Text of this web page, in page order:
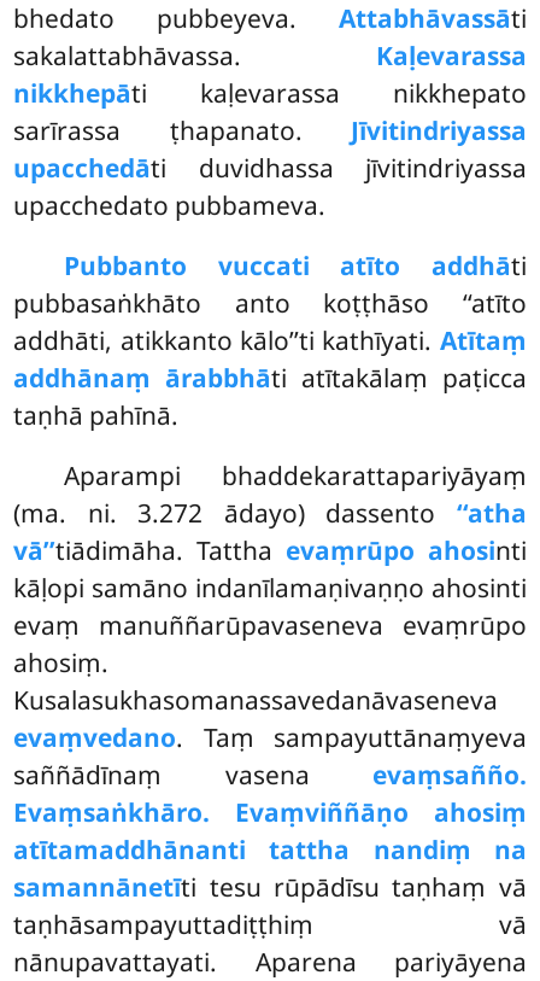
bhedato pubbeyeva. Attabhāvassāti
sakalattabhāvassa. Kaḷevarassa
nikkhepāti kaḷevarassa nikkhepato
sarīrassa ṭhapanato. Jīvitindriyassa
upacchedāti duvidhassa jīvitindriyassa
upacchedato pubbameva.
Pubbanto vuccati atīto addhāti
pubbasaṅkhāto anto koṭṭhāso ‘‘atīto
addhāti, atikkanto kālo’’ti kathīyati. Atītaṃ
addhānaṃ ārabbhāti atītakālaṃ paṭicca
taṇhā pahīnā.
Aparampi bhaddekarattapariyāyaṃ
(ma. ni. 3.272 ādayo) dassento ‘‘atha
vā’’tiādimāha. Tattha evaṃrūpo ahosinti
kāḷopi samāno indanīlamaṇivaṇṇo ahosinti
evaṃ manuññarūpavaseneva evaṃrūpo
ahosiṃ.
Kusalasukhasomanassavedanāvaseneva
evaṃvedano. Taṃ sampayuttānaṃyeva
saññādīnaṃ vasena evaṃsañño.
Evaṃsaṅkhāro. Evaṃviññāṇo ahosiṃ
atītamaddhānanti tattha nandiṃ na
samannānetīti tesu rūpādīsu taṇhaṃ vā
taṇhāsampayuttadiṭṭhiṃ vā
nānupavattayati. Aparena pariyāyena